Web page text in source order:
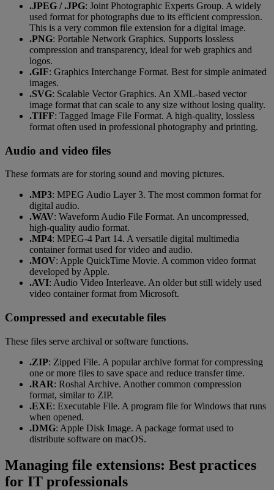
.JPEG / .JPG: Joint Photographic Experts Group. A widely
used format for photographs due to its efficient compression.
This is a very common file extension for a digital image.
.PNG: Portable Network Graphics. Supports lossless
compression and transparency, ideal for web graphics and
logos.
.GIF: Graphics Interchange Format. Best for simple animated
images.
.SVG: Scalable Vector Graphics. An XML-based vector
image format that can scale to any size without losing quality.
.TIFF: Tagged Image File Format. A high-quality, lossless
format often used in professional photography and printing.
Audio and video files
These formats are for storing sound and moving pictures.
.MP3: MPEG Audio Layer 3. The most common format for
digital audio.
.WAV: Waveform Audio File Format. An uncompressed,
high-quality audio format.
.MP4: MPEG-4 Part 14. A versatile digital multimedia
container format used for video and audio.
.MOV: Apple QuickTime Movie. A common video format
developed by Apple.
.AVI: Audio Video Interleave. An older but still widely used
video container format from Microsoft.
Compressed and executable files
These files serve archival or software functions.
.ZIP: Zipped File. A popular archive format for compressing
one or more files to save space and reduce transfer time.
.RAR: Roshal Archive. Another common compression
format, similar to ZIP.
.EXE: Executable File. A program file for Windows that runs
when opened.
.DMG: Apple Disk Image. A package format used to
distribute software on macOS.
Managing file extensions: Best practices
for IT professionals